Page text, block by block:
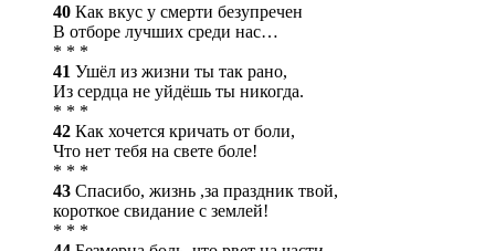
40 Как вкус у смерти безупречен
В отборе лучших среди нас…
* * *
41 Ушёл из жизни ты так рано,
Из сердца не уйдёшь ты никогда.
* * *
42 Как хочется кричать от боли,
Что нет тебя на свете боле!
* * *
43 Спасибо, жизнь ,за праздник твой,
короткое свидание с землей!
* * *